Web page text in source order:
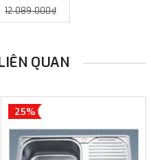
12.089.000₫
QUAN
25%